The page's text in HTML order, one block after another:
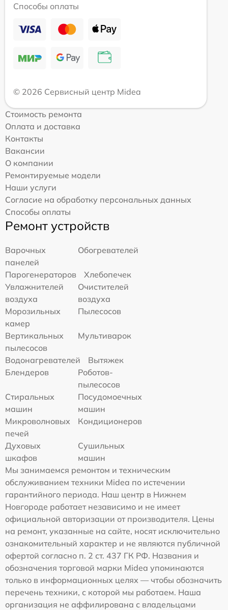
Способы оплаты
© 2026 Сервисный центр Midea
Стоимость ремонта
Оплата и доставка
Контакты
Вакансии
О компании
Ремонтируемые модели
Наши услуги
Согласие на обработку персональных данных
Способы оплаты
Ремонт устройств
Варочных
панелей
Обогревателей
Парогенераторов
Хлебопечек
Увлажнителей
воздуха
Очистителей
воздуха
Морозильных
камер
Пылесосов
Вертикальных
пылесосов
Мультиварок
Водонагревателей
Вытяжек
Блендеров
Роботов-
пылесосов
Стиральных
машин
Посудомоечных
машин
Микроволновых
печей
Кондиционеров
Духовых
шкафов
Сушильных
машин
Мы занимаемся ремонтом и техническим
обслуживанием техники Midea по истечении
гарантийного периода. Наш центр в Нижнем
Новгороде работает независимо и не имеет
официальной авторизации от производителя. Цены
на ремонт, указанные на сайте, носят исключительно
ознакомительный характер и не являются публичной
офертой согласно п. 2 ст. 437 ГК РФ. Названия и
обозначения торговой марки Midea упоминаются
только в информационных целях — чтобы обозначить
перечень техники, с которой мы работаем. Наша
организация не аффилирована с владельцами